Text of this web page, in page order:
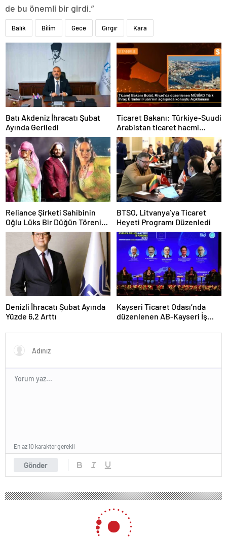
de bu önemli bir girdi.”
Balık Bilim Gece Gırgır Kara
Batı Akdeniz İhracatı Şubat
Ayında Geriledi
Ticaret Bakanı: Türkiye-Suudi
Arabistan ticaret hacmi
artacak
Reliance Şirketi Sahibinin
Oğlu Lüks Bir Düğün Töreni
Düzenledi
BTSO, Litvanya’ya Ticaret
Heyeti Programı Düzenledi
Denizli İhracatı Şubat Ayında
Yüzde 6,2 Arttı
Kayseri Ticaret Odası’nda
düzenlenen AB-Kayseri İş
ve dijitalleşme vurgusu
Gönder
En az 10 karakter gerekli